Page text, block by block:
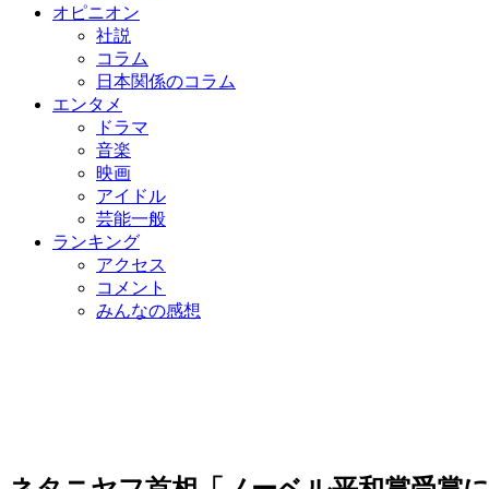
オピニオン
社説
コラム
日本関係のコラム
エンタメ
ドラマ
音楽
映画
アイドル
芸能一般
ランキング
アクセス
コメント
みんなの感想